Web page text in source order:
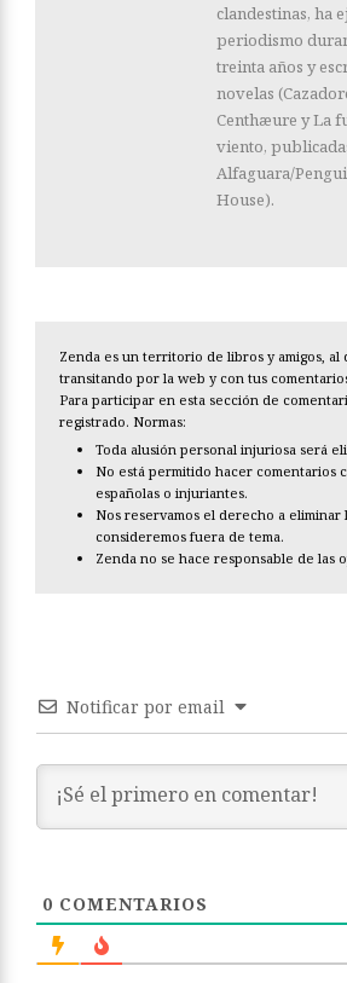
clandestinas, ha
periodismo
treinta años y
novelas
Centhæure y La
viento,
Alfaguara/
House).
Zenda es un territorio de libros y amigos, al
transitando por la web y con tus
Para participar en esta sección de
registrado. Normas:
Toda alusión personal injuriosa será
No está permitido hacer comentarios
españolas o injuriantes.
Nos reservamos el derecho a eliminar
consideremos fuera de tema.
Zenda no se hace responsable de las
Notificar por email
0 COMENTARIOS